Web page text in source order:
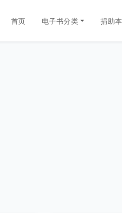
首页 电子书分类 捐助